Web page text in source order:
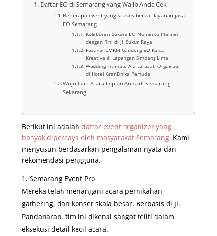
Daftar EO di Semarang yang Wajib Anda Cek
Beberapa event yang sukses berkat layanan jasa
EO Semarang
Kolaborasi Sukses EO Momento Planner
dengan Rini di Jl. Sukun Raya
Festival UMKM Gandeng EO Karsa
Kreativa di Lapangan Simpang Lima
Wedding Intimate Ala Larasati Organizer
di Hotel GranDhika Pemuda
Wujudkan Acara Impian Anda di Semarang
Sekarang
Berikut ini adalah daftar event organizer yang
banyak dipercaya oleh masyarakat Semarang. Kami
menyusun berdasarkan pengalaman nyata dan
rekomendasi pengguna.
Semarang Event Pro
Mereka telah menangani acara pernikahan,
gathering, dan konser skala besar. Berbasis di Jl.
Pandanaran, tim ini dikenal sangat teliti dalam
eksekusi detail kecil acara.